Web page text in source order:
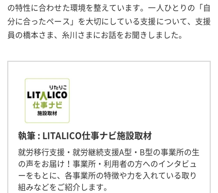
の特性に合わせた環境を整えています。一人ひとりの「自
分に合ったペース」を大切にしている支援について、支援
員の橋本さま、糸川さまにお話をお聞きしました。
執筆 : LITALICO仕事ナビ施設取材
就労移行支援・就労継続支援A型・B型の事業所の生
の声をお届け！事業所・利用者の方へのインタビュ
ーをもとに、各事業所の特徴や力を入れている取り
組みなどをご紹介します。